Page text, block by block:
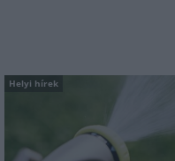
Helyi hírek